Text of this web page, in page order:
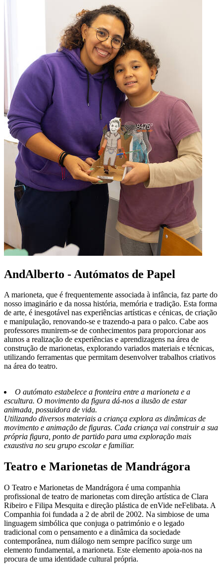
AndAlberto - Autómatos de Papel
A marioneta, que é frequentemente associada à infância, faz parte do
nosso imaginário e da nossa história, memória e tradição. Esta forma
de arte, é inesgotável nas experiências artísticas e cénicas, de criação
e manipulação, renovando-se e trazendo-a para o palco. Cabe aos
professores munirem-se de conhecimentos para proporcionar aos
alunos a realização de experiências e aprendizagens na área de
construção de marionetas, explorando variados materiais e técnicas,
utilizando ferramentas que permitam desenvolver trabalhos criativos
na área do teatro.
O autómato estabelece a fronteira entre a marioneta e a
escultura. O movimento da figura dá-nos a ilusão de estar
animada, possuidora de vida.
Utilizando diversos materiais a criança explora as dinâmicas de
movimento e animação de figuras. Cada criança vai construir a sua
própria figura, ponto de partido para uma exploração mais
exaustiva no seu grupo escolar e familiar.
Teatro e Marionetas de Mandrágora
O Teatro e Marionetas de Mandrágora é uma companhia
profissional de teatro de marionetas com direção artística de Clara
Ribeiro e Filipa Mesquita e direção plástica de enVide neFelibata. A
Companhia foi fundada a 2 de abril de 2002. Na simbiose de uma
linguagem simbólica que conjuga o património e o legado
tradicional com o pensamento e a dinâmica da sociedade
contemporânea, num diálogo nem sempre pacífico surge um
elemento fundamental, a marioneta. Este elemento apoia-nos na
procura de uma identidade cultural própria.